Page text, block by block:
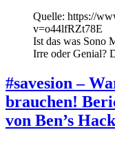
Quelle: https://
v=o44lfRZt78E
Ist das was Sono
Irre oder Genial?
#savesion –
brauchen!
von Ben’s